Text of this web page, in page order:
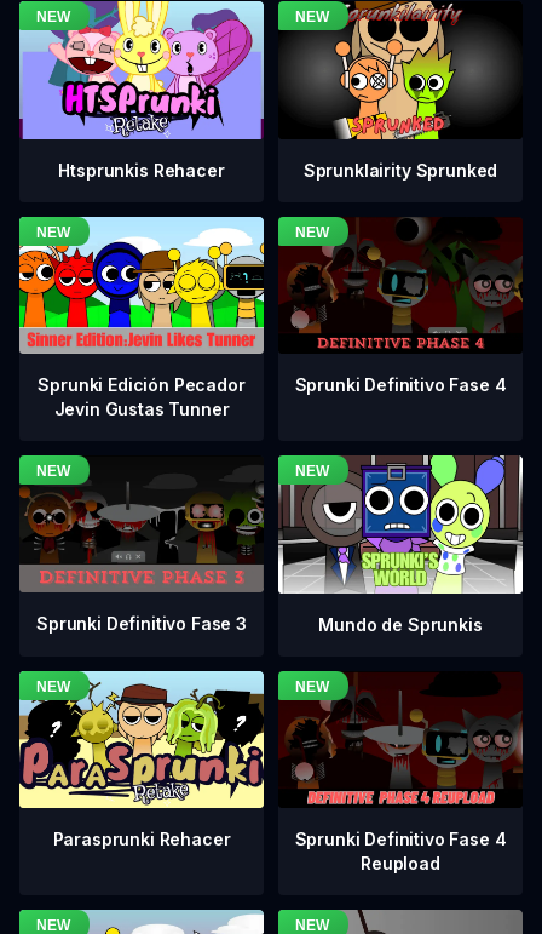
Htsprunkis Rehacer Sprunklairity Sprunked
Sprunki Edición Pecador
Jevin Gustas Tunner
Sprunki Definitivo Fase 4
Sprunki Definitivo Fase 3 Mundo de Sprunkis
Parasprunki Rehacer
Sprunki Definitivo Fase 4
Reupload